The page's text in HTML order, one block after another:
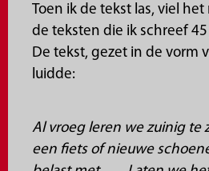
Toen ik de tekst las, viel het
de teksten die ik schreef
De tekst, gezet in de vorm
luidde:
Al vroeg leren we zuinig te
een fiets of nieuwe